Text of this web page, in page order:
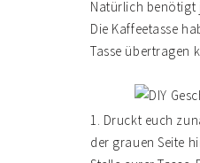
Natürlich benötigt
Die Kaffeetasse
Tasse übertragen
1. Druckt euch
der grauen Seite